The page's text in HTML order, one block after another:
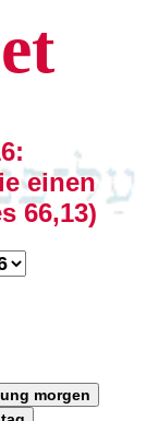
einen
66,13)
morgen